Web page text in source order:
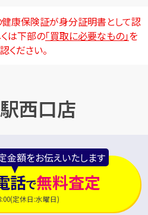
康保険証が身分証明書として認
は下部の「買取に必要なもの」を
ください。
西口店
金額をお伝えいたします
話で無料査定
定休日:水曜日)